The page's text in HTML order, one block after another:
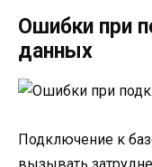
Ошибки при
данных
Подключение к